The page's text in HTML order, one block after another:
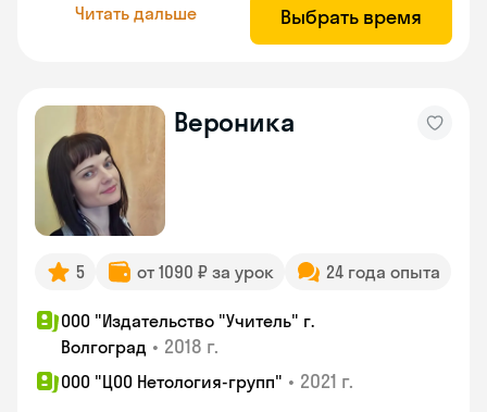
Читать дальше Выбрать время
Вероника
5 от 1090 ₽ за урок 24 года опыта
ООО "Издательство "Учитель" г.
Волгоград • 2018 г.
ООО "ЦОО Нетология-групп" • 2021 г.